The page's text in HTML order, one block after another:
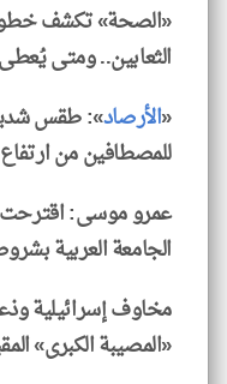
«الصحة» تكشف
الثعابين.. ومتى
«الأرصاد»: طقس
للمصطافين من
عمرو موسى:
الجامعة العربية
مخاوف إسرائيلية
«المصيبة الكبرى»